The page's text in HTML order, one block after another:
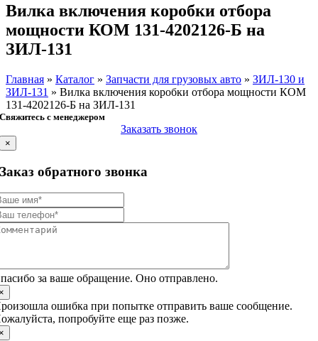
Вилка включения коробки отбора
мощности КОМ 131-4202126-Б на
ЗИЛ-131
Главная » Каталог » Запчасти для грузовых авто » ЗИЛ-130 и
ЗИЛ-131 » Вилка включения коробки отбора мощности КОМ
131-4202126-Б на ЗИЛ-131
Свяжитесь с менеджером
Заказать звонок
×
Заказ обратного звонка
за ваше обращение. Оно отправлено.
ошибка при попытке отправить ваше сообщение.
попробуйте еще раз позже.